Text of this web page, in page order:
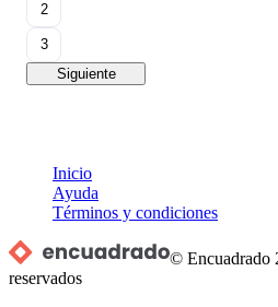
2
3
Siguiente
Inicio
Ayuda
Términos y condiciones
© Encuadrado
reservados